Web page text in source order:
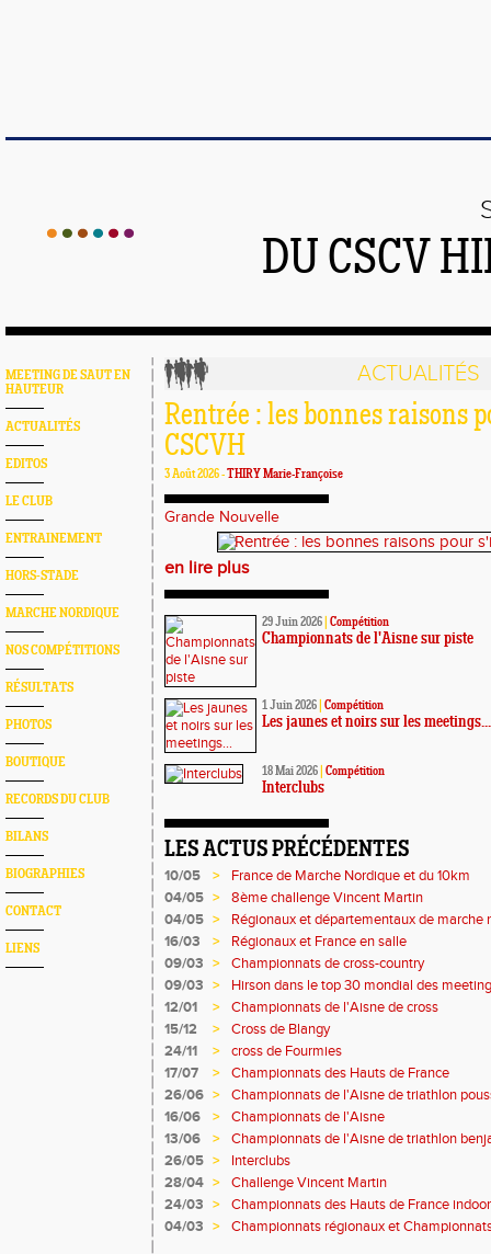
DU CSCV
MEETING DE SAUT EN
HAUTEUR
ACTUALITÉS
EDITOS
LE CLUB
ENTRAINEMENT
HORS-STADE
MARCHE NORDIQUE
NOS COMPÉTITIONS
RÉSULTATS
PHOTOS
BOUTIQUE
RECORDS DU CLUB
BILANS
BIOGRAPHIES
CONTACT
LIENS
ACTUALITÉS
Rentrée : les bonnes raisons
CSCVH
3 Août 2026 -THIRY Marie-Françoise
Grande Nouvelle
en lire plus
29 Juin 2026 Compétition
Championnats de l'Aisne sur piste
1 Juin 2026 Compétition
Les jaunes et noirs sur les meetings...
18 Mai 2026 Compétition
Interclubs
LES ACTUS PRÉCÉDENTES
10/05 >
France de Marche Nordique et du 10km
04/05 >
8ème challenge Vincent Martin
04/05 >
Régionaux et départementaux de marche
16/03
>
Régionaux et France en salle
09/03 >
Championnats de cross-country
09/03 >
Hirson dans le top 30 mondial des
12/01
>
Championnats de l'Aisne de cross
15/12
>
Cross de Blangy
24/11
>
cross de Fourmies
17/07
>
Championnats des Hauts de France
26/06 >
Championnats de l'Aisne de triathlon
16/06
>
Championnats de l'Aisne
13/06
>
Championnats de l'Aisne de triathlon
26/05 >
Interclubs
28/04 >
Challenge Vincent Martin
24/03 >
Championnats des Hauts de France indoor
04/03 >
Championnats régionaux et